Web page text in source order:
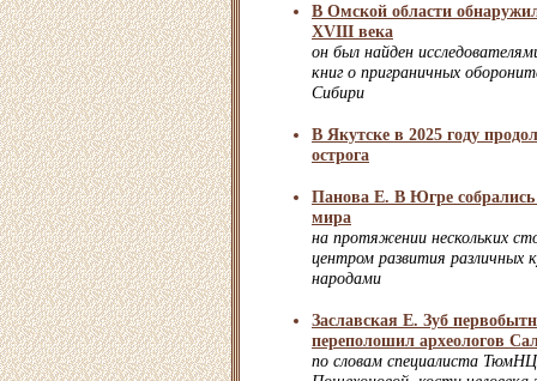
В Омской области
XVIII века
он был найден
книг о приграничных
Сибири
В Якутске в 2025 году
острога
Панова Е. В Югре собрались
мира
на протяжении нескольких
центром развития различных
народами
Заславская Е. Зуб
переполошил археологов
по словам специалиста